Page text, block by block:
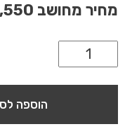
מחיר מחושב
הוספה